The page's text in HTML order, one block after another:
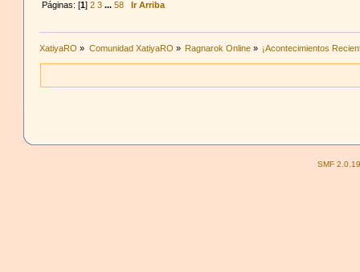
Páginas: [1] 2 3 ... 58 Ir Arriba
XatiyaRO » Comunidad XatiyaRO » Ragnarok Online » ¡Acontecimientos
SMF 2.0.19